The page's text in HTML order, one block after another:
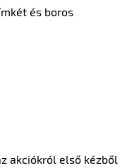
és boros
akciókról első kézből